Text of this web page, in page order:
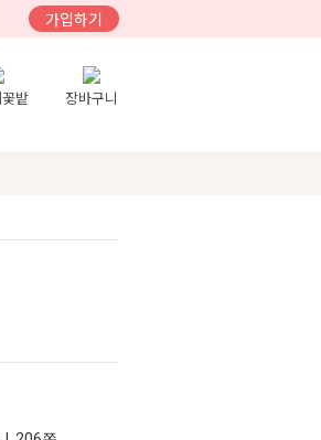
가입하기
밭 장바구니